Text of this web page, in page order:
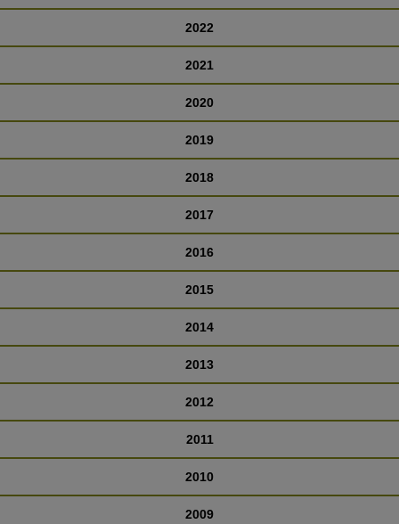
2022
2021
2020
2019
2018
2017
2016
2015
2014
2013
2012
2011
2010
2009